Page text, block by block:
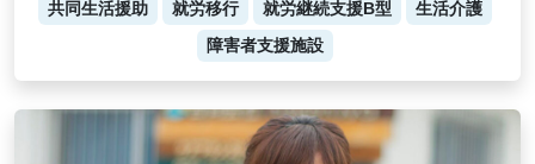
共同生活援助 就労移行 就労継続支援B型
生活介護
障害者支援施設